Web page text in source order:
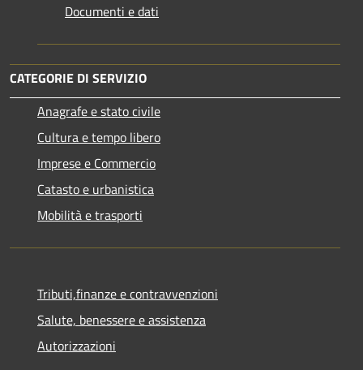
Documenti e dati
CATEGORIE DI SERVIZIO
Anagrafe e stato civile
Cultura e tempo libero
Imprese e Commercio
Catasto e urbanistica
Mobilità e trasporti
Tributi,finanze e contravvenzioni
Salute, benessere e assistenza
Autorizzazioni